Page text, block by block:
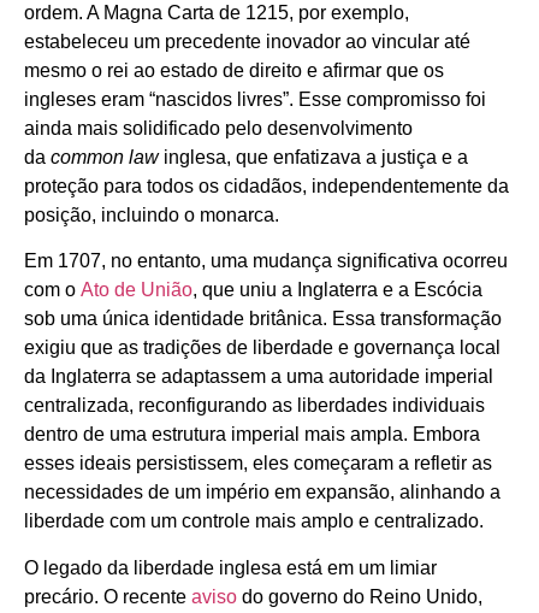
ordem. A Magna Carta de 1215, por exemplo,
estabeleceu um precedente inovador ao vincular até
mesmo o rei ao estado de direito e afirmar que os
ingleses eram “nascidos livres”. Esse compromisso foi
ainda mais solidificado pelo desenvolvimento
da common lawinglesa, que enfatizava a justiça e a
proteção para todos os cidadãos, independentemente da
posição, incluindo o monarca.
Em 1707, no entanto, uma mudança significativa ocorreu
com o Ato de União, que uniu a Inglaterra e a Escócia
sob uma única identidade britânica. Essa transformação
exigiu que as tradições de liberdade e governança local
da Inglaterra se adaptassem a uma autoridade imperial
centralizada, reconfigurando as liberdades individuais
dentro de uma estrutura imperial mais ampla. Embora
esses ideais persistissem, eles começaram a refletir as
necessidades de um império em expansão, alinhando a
liberdade com um controle mais amplo e centralizado.
O legado da liberdade inglesa está em um limiar
precário. O recente aviso do governo do Reino Unido,